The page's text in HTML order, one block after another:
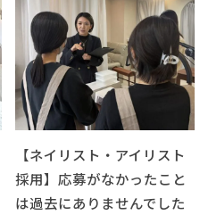
【ネイリスト・アイリスト
採用】応募がなかったこと
は過去にありませんでした